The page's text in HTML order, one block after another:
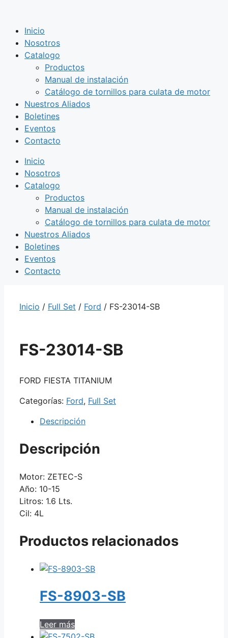
contenido
Inicio
Nosotros
Catalogo
Productos
Manual de instalación
Catálogo de tornillos para culata de motor
Nuestros Aliados
Boletines
Eventos
Contacto
Inicio
Nosotros
Catalogo
Productos
Manual de instalación
Catálogo de tornillos para culata de motor
Nuestros Aliados
Boletines
Eventos
Contacto
Inicio / Full Set / Ford / FS-23014-SB
FS-23014-SB
FORD FIESTA TITANIUM
Categorías: Ford, Full Set
Descripción
Descripción
Motor: ZETEC-S
Año: 10-15
Litros: 1.6 Lts.
Cil: 4L
Productos relacionados
FS-8903-SB
Leer más